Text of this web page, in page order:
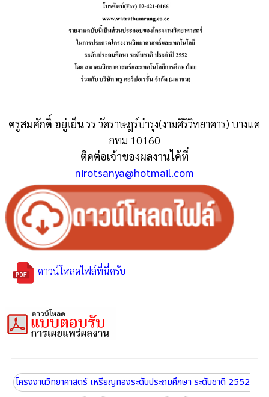
ครูสมศักดิ์ อยู่เย็นรร วัดราษฎร์บำรุง(งามศิริวิทยาคาร) บางแค
กทม 10160
ติดต่อเจ้าของผลงานได้ที่
nirotsanya@hotmail.com
ดาวน์โหลดไฟล์ที่นี่ครับ
โครงงานวิทยาศาสตร์ เหรียญทองระดับประถมศึกษา ระดับชาติ 2552